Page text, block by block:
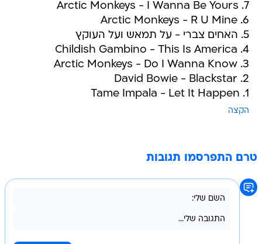
7. Arctic Monkeys - I Wanna Be Yours
6. Arctic Monkeys - R U Mine
5. האחים צברי - על תמאש ועל העוקץ
4. Childish Gambino - This Is America
3. Arctic Monkeys - Do I Wanna Know
2. David Bowie - Blackstar
1. Tame Impala - Let It Happen
הקצה
טרם התפרסמו תגובות